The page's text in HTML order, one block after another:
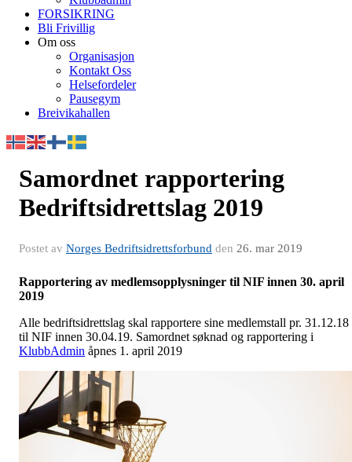
FORSIKRING
Bli Frivillig
Om oss
Organisasjon
Kontakt Oss
Helsefordeler
Pausegym
Breivikahallen
Samordnet rapportering
Bedriftsidrettslag 2019
Postet av Norges Bedriftsidrettsforbund den 26. mar 2019
Rapportering av medlemsopplysninger til NIF innen 30. april
2019
Alle bedriftsidrettslag skal rapportere sine medlemstall pr. 31.12.18
til NIF innen 30.04.19. Samordnet søknad og rapportering i
KlubbAdmin åpnes 1. april 2019